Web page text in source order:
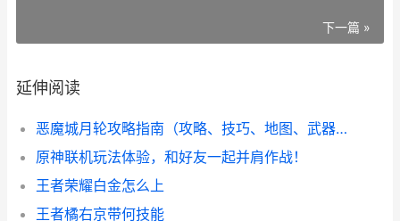
下一篇 »
延伸阅读
恶魔城月轮攻略指南（攻略、技巧、地图、武器和角色全解析！）
原神联机玩法体验，和好友一起并肩作战！
王者荣耀白金怎么上
王者橘右京带何技能